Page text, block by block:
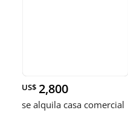
US$ 2,800
se alquila casa comercial